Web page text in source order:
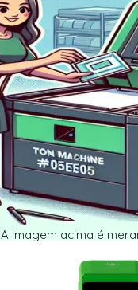
A imagem acima é